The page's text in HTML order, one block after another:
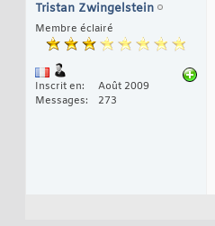
Tristan Zwingelstein
Membre éclairé
Inscrit en
Août 2009
Messages
273